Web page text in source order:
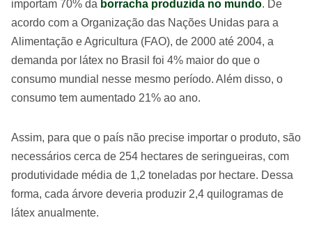
importam 70% da borracha produzida no mundo. De
acordo com a Organização das Nações Unidas para a
Alimentação e Agricultura (FAO), de 2000 até 2004, a
demanda por látex no Brasil foi 4% maior do que o
consumo mundial nesse mesmo período. Além disso, o
consumo tem aumentado 21% ao ano.
Assim, para que o país não precise importar o produto, são
necessários cerca de 254 hectares de seringueiras, com
produtividade média de 1,2 toneladas por hectare. Dessa
forma, cada árvore deveria produzir 2,4 quilogramas de
látex anualmente.